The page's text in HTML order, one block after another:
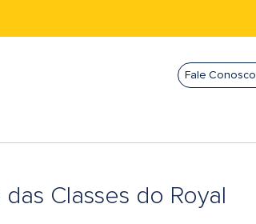
Fale Conosco
Classes do Royal